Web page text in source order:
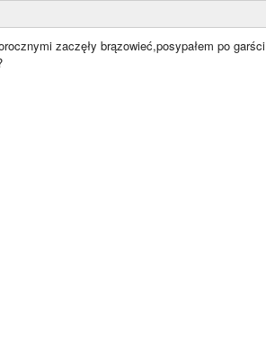
zaczęły brązowieć,posypałem po garści